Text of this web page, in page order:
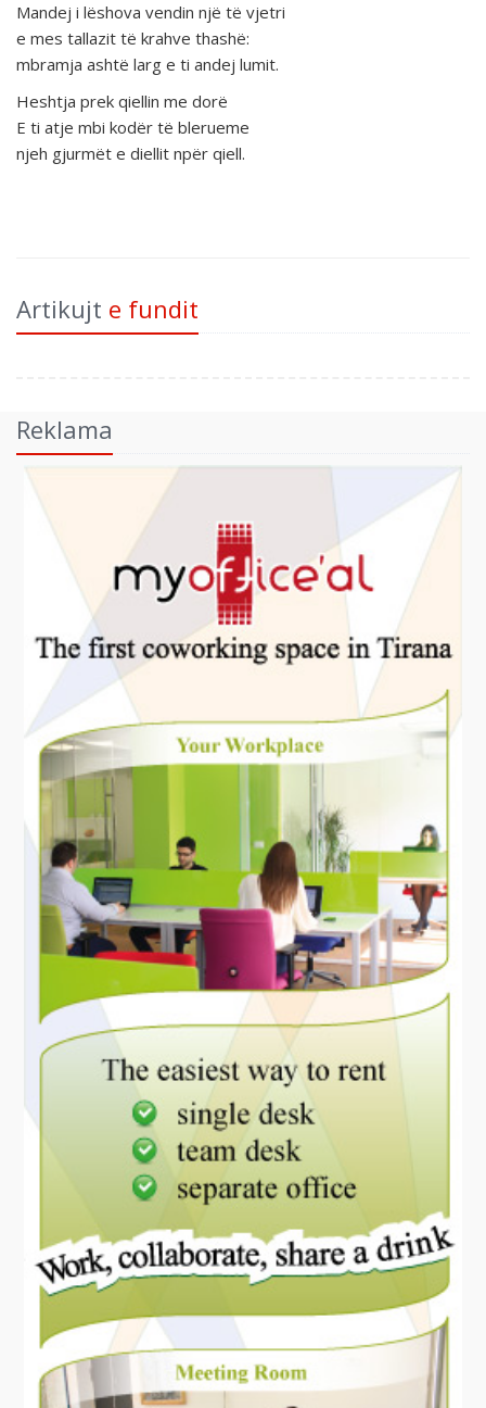
Mandej i lëshova vendin një të vjetri
e mes tallazit të krahve thashë:
mbramja ashtë larg e ti andej lumit.
Heshtja prek qiellin me dorë
E ti atje mbi kodër të blerueme
njeh gjurmët e diellit npër qiell.
Artikujt e fundit
Reklama